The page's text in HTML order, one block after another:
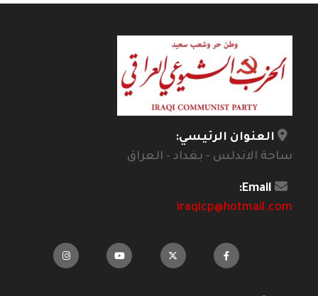
العنوان الرئيسي:
ساحة الاندلس - بغداد - العراق
Email:
iraqicp@hotmail.com